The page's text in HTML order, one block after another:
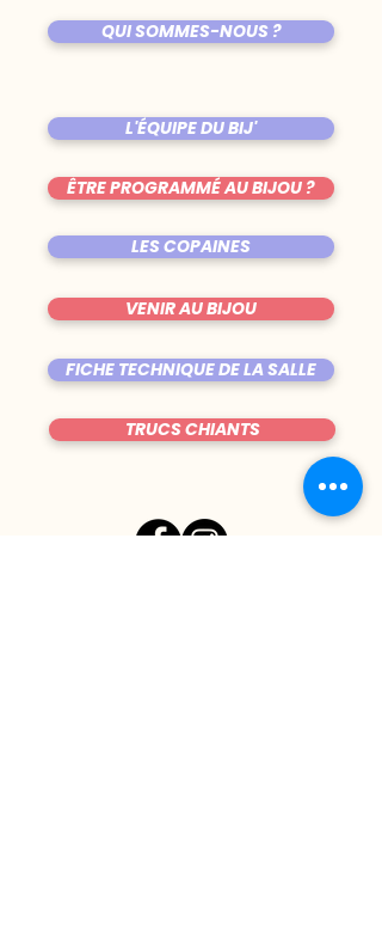
QUI SOMMES-NOUS ?
L'ÉQUIPE DU BIJ'
ÊTRE PROGRAMMÉ AU BIJOU ?
LES COPAINES
VENIR AU BIJOU
FICHE TECHNIQUE DE LA SALLE
TRUCS CHIANTS